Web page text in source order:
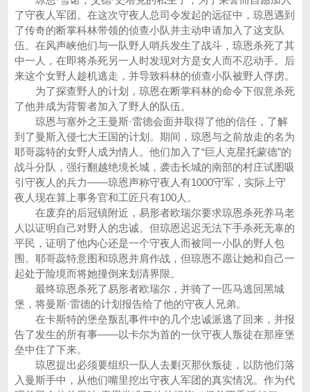
了守夜人军团。在这次守夜人总司令发起的远征中，琼恩遇到
了传奇的断掌科林带领的侦查小队并主动申请加入了这支队
伍。在风声峡他们与一队野人哨兵发生了战斗，琼恩杀死了其
中一人，在即将杀死另一人时发现对方是女人而不忍动手。后
来这个女野人趁机逃走，并导致科林的侦查小队被野人俘虏。
为了探查野人的计划，琼恩在断掌科林的命令下假意杀死
了他并成为背誓者加入了野人的队伍。
琼恩与塞外之王曼斯·雷德会面并取得了他的信任，了解
到了曼斯入侵七大王国的计划。期间，琼恩与之前放走的名为
耶哥蕊特的女野人成为情人。他们加入了“巨人克星托蒙德”的
战斗分队，强行翻越绝境长城，袭击长城的南部的村庄试图吸
引守夜人的兵力——琼恩声称守夜人有1000守军，实际上守
夜人现在算上事务官和工匠只有100人。
在废弃的后冠镇附近，易形者欧瑞尔要求琼恩杀死养马老
人以证明自己对野人的忠诚。但琼恩迟迟无法下手杀死无辜的
平民，证明了他内心还是一个守夜人而被同一小队的野人包
围。耶哥蕊特意图和琼恩并肩作战，但琼恩不愿让她和自己一
起处于险境而将她撞倒来划清界限。
最终琼恩杀死了易形者欧瑞尔，并骑了一匹马逃回黑城
堡，将曼斯·雷德的计划报告给了他的守夜人兄弟。
在卡斯特的堡垒叛乱事件中的几个忠诚派逃了回来，并报
告了发生的所有事——以卡尔为首的一伙守夜人叛徒在那座堡
垒中住了下来。
琼恩提出必须要组织一队人去剿灭那伙叛徒，以防他们落
入曼斯手中，从他们嘴里挖出守夜人军团的真实情况。作为代